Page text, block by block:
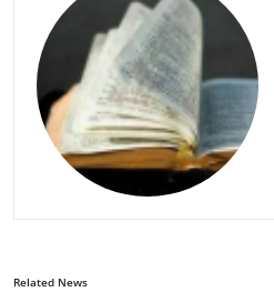
Related News